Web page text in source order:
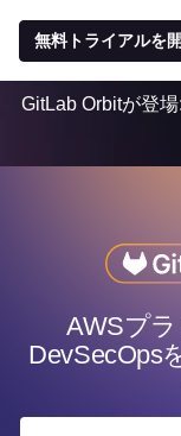
無料トライアルを
GitLab Orbitが登
AWSプ
DevSecOps